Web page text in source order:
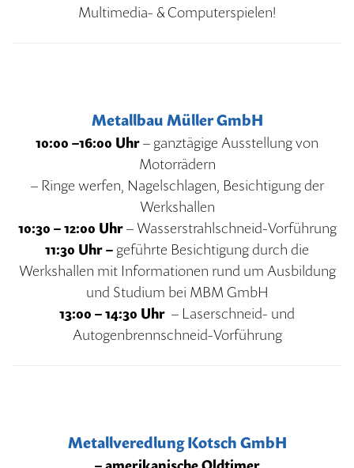
Multimedia- & Computerspielen!
Metallbau Müller GmbH
10:00 –16:00 Uhr– ganztägige Ausstellung von
Motorrädern
– Ringe werfen, Nagelschlagen, Besichtigung der
Werkshallen
10:30 – 12:00 Uhr– Wasserstrahlschneid-Vorführung
11:30 Uhr – geführte Besichtigung durch die
Werkshallen mit Informationen rund um Ausbildung
und Studium bei MBM GmbH
13:00 – 14:30 Uhr – Laserschneid- und
Autogenbrennschneid-Vorführung
Metallveredlung Kotsch GmbH